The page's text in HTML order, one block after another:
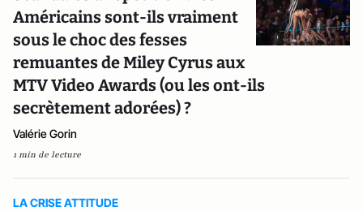
Américains sont-ils vraiment
sous le choc des fesses
remuantes de Miley Cyrus aux
MTV Video Awards (ou les ont-ils
secrètement adorées) ?
Valérie Gorin
1 min de lecture
LA CRISE ATTITUDE